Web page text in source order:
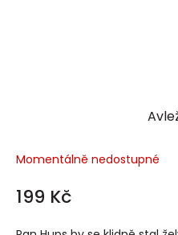
Momentálně nedostupné
199 Kč